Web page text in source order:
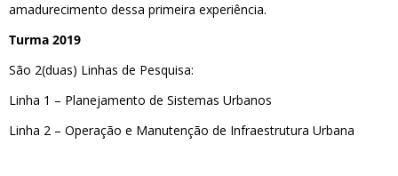
amadurecimento dessa primeira experiência.
Turma 2019
São 2(duas) Linhas de Pesquisa:
Linha 1 – Planejamento de Sistemas Urbanos
Linha 2 – Operação e Manutenção de Infraestrutura Urbana